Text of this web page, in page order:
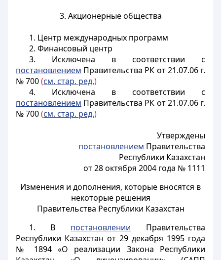
3. Акционерные общества
1. Центр международных программ
2. Финансовый центр
3. Исключена в соответствии с
постановлением Правительства РК от 21.07.06 г.
№ 700(см. стар. ред.)
4. Исключена в соответствии с
постановлением Правительства РК от 21.07.06 г.
№ 700(см. стар. ред.)
Утверждены
постановлением Правительства
Республики Казахстан
от 28 октября 2004 года № 1111
Изменения и дополнения, которые вносятся в
некоторые решения
Правительства Республики Казахстан
1. В постановлении Правительства
Республики Казахстан от 29 декабря 1995 года
№ 1894 «О реализации Закона Республики